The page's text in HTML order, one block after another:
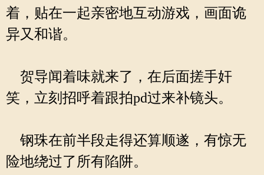
着，贴在一起亲密地互动游戏，画面诡
异又和谐。
贺导闻着味就来了，在后面搓手奸
笑，立刻招呼着跟拍pd过来补镜头。
钢珠在前半段走得还算顺遂，有惊无
险地绕过了所有陷阱。